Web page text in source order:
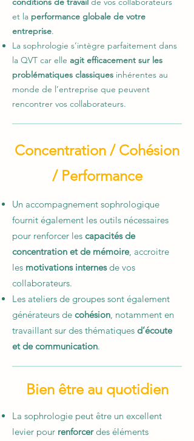
et la performance globale de votre
entreprise.
La sophrologie s’intègre parfaitement dans
la QVT car elle agit efficacement sur les
problématiques classiques inhérentes au
monde de l’entreprise que peuvent
rencontrer vos collaborateurs.
Concentration / Cohésion
/ Performance
Un accompagnement sophrologique
fournit également les outils nécessaires
pour renforcer les capacités de
concentration et de mémoire, accroitre
les motivations internesde vos
collaborateurs.
Les ateliers de groupes sont également
générateurs de cohésion, notamment en
travaillant sur des thématiques d’écoute
et de communication.
Bien être au quotidien
La sophrologie peut être un excellent
levier pour renforcerdes éléments